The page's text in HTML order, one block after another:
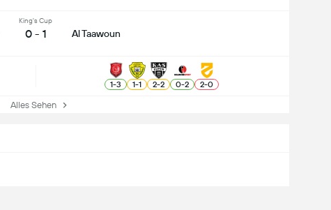
King's Cup
0 - 1 Al Taawoun
1-3 1-1 2-2 0-2 2-0
Alles Sehen